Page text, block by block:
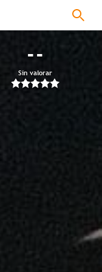
--
Sin valorar